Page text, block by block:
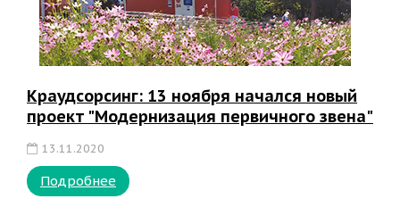
Краудсорсинг: 13 ноября начался новый
проект "Модернизация первичного звена"
13.11.2020
Подробнее